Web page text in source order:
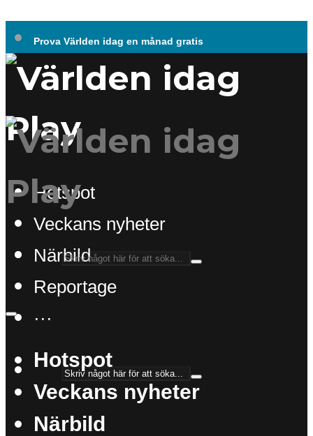
Prova Världen idag en månad gratis
Hotspot
Veckans nyheter
Närbild
Reportage
···
Hotspot
Veckans nyheter
Närbild